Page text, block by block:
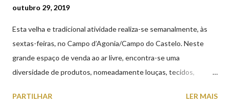
outubro 29, 2019
Esta velha e tradicional atividade realiza-se semanalmente, às
sextas-feiras, no Campo d’Agonia/Campo do Castelo. Neste
grande espaço de venda ao ar livre, encontra-se uma
diversidade de produtos, nomeadamente louças, tecidos,
cobres entre muitos outros. Horário de funcionamento | Verão
PARTILHAR LER MAIS